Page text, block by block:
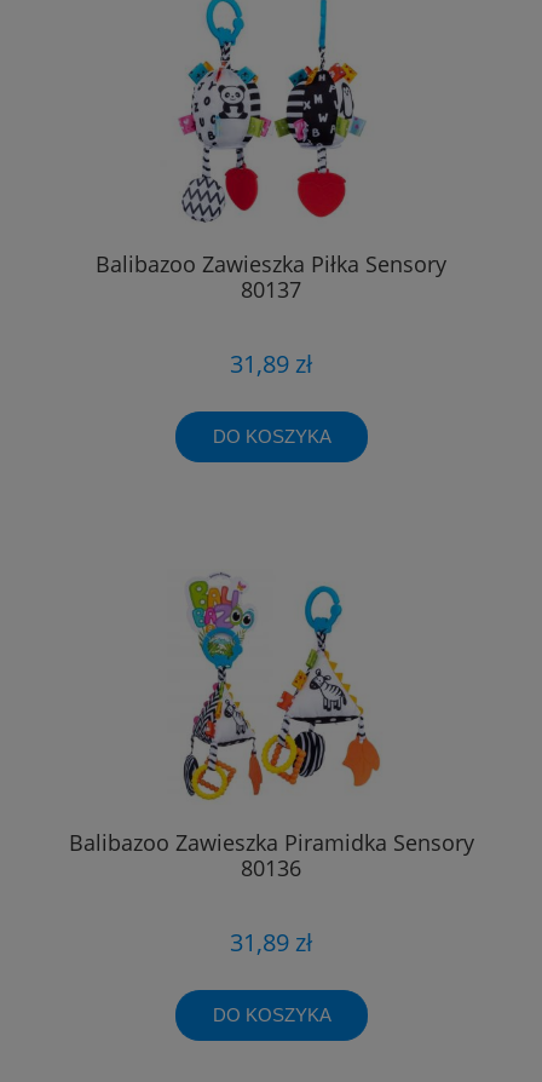
Balibazoo Zawieszka Piłka Sensory
80137
31,89 zł
DO KOSZYKA
Balibazoo Zawieszka Piramidka Sensory
80136
31,89 zł
DO KOSZYKA